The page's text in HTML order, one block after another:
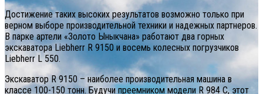
Достижение таких высоких результатов возможно только при
верном выборе производительной техники и надежных партнеров.
В парке артели «Золото Ыныкчана» работают два горных
экскаватора Liebherr R 9150 и восемь колесных погрузчиков
Liebherr L 550.
Экскаватор R 9150 – наиболее производительная машина в
классе 100-150 тонн. Будучи преемником модели R 984 C, этот